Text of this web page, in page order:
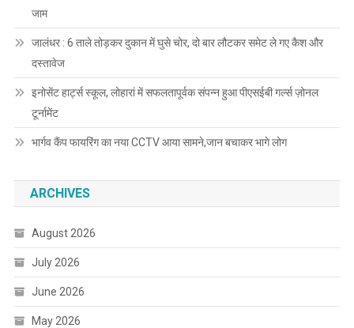
जाम
जालंधर : 6 ताले तोड़कर दुकान में घुसे चोर, दो बार लौटकर समेट ले गए कैश और
दस्तावेज
इनोसेंट हार्ट्स स्कूल, लोहारां में सफलतापूर्वक संपन्न हुआ पीएसईबी गर्ल्स ज़ोनल
टूर्नामेंट
भार्गव कैंप फायरिंग का नया CCTV आया सामने,जान बचाकर भागे लोग
ARCHIVES
August 2026
July 2026
June 2026
May 2026